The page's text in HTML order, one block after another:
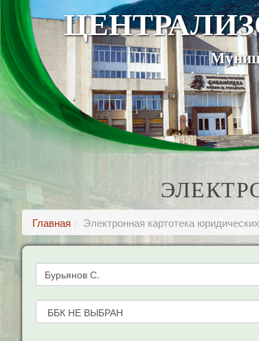
Главная Электронная картотека